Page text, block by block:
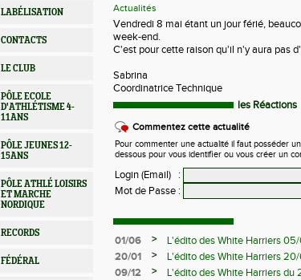
LABÉLISATION
CONTACTS
LE CLUB
PÔLE ECOLE
D'ATHLÉTISME 4-
11ANS
PÔLE JEUNES 12-
15ANS
PÔLE ATHLÉ LOISIRS
ET MARCHE
NORDIQUE
RECORDS
FÉDÉRAL
Actualités
Vendredi 8 mai étant un jour férié,
week-end.
C'est pour cette raison qu'il n'y aura pas
Sabrina
Coordinatrice Technique
les Réactions
Commentez cette actualité
Pour commenter une actualité il faut posséder
dessous pour vous identifier ou vous créer un
Login (Email)
:
Mot de Passe :
01/06 >
L'édito des White Harriers
20/01
>
L'édito des White Harriers
09/12
>
L'édito des White Harriers du